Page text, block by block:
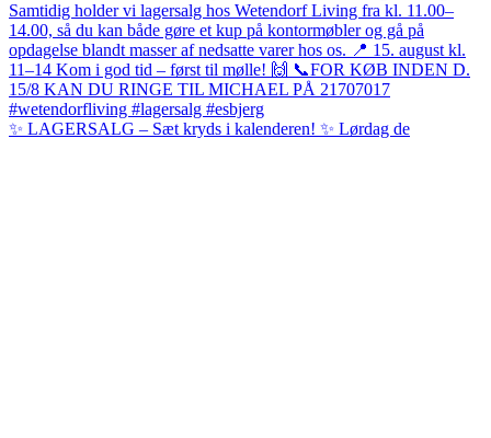
✨ LAGERSALG – Sæt kryds i kalenderen! ✨ Lørdag de